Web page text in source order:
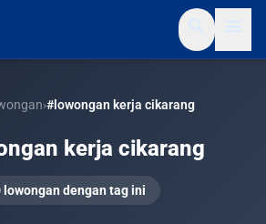
›#lowongan kerja cikarang
kerja cikarang
lowongan dengan tag ini